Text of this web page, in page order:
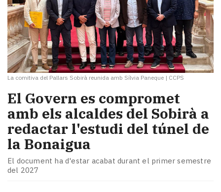
La comitiva del Pallars Sobirà reunida amb Sílvia Paneque | CCPS
El Govern es compromet
amb els alcaldes del Sobirà a
redactar l'estudi del túnel de
la Bonaigua
El document ha d'estar acabat durant el primer semestre
del 2027